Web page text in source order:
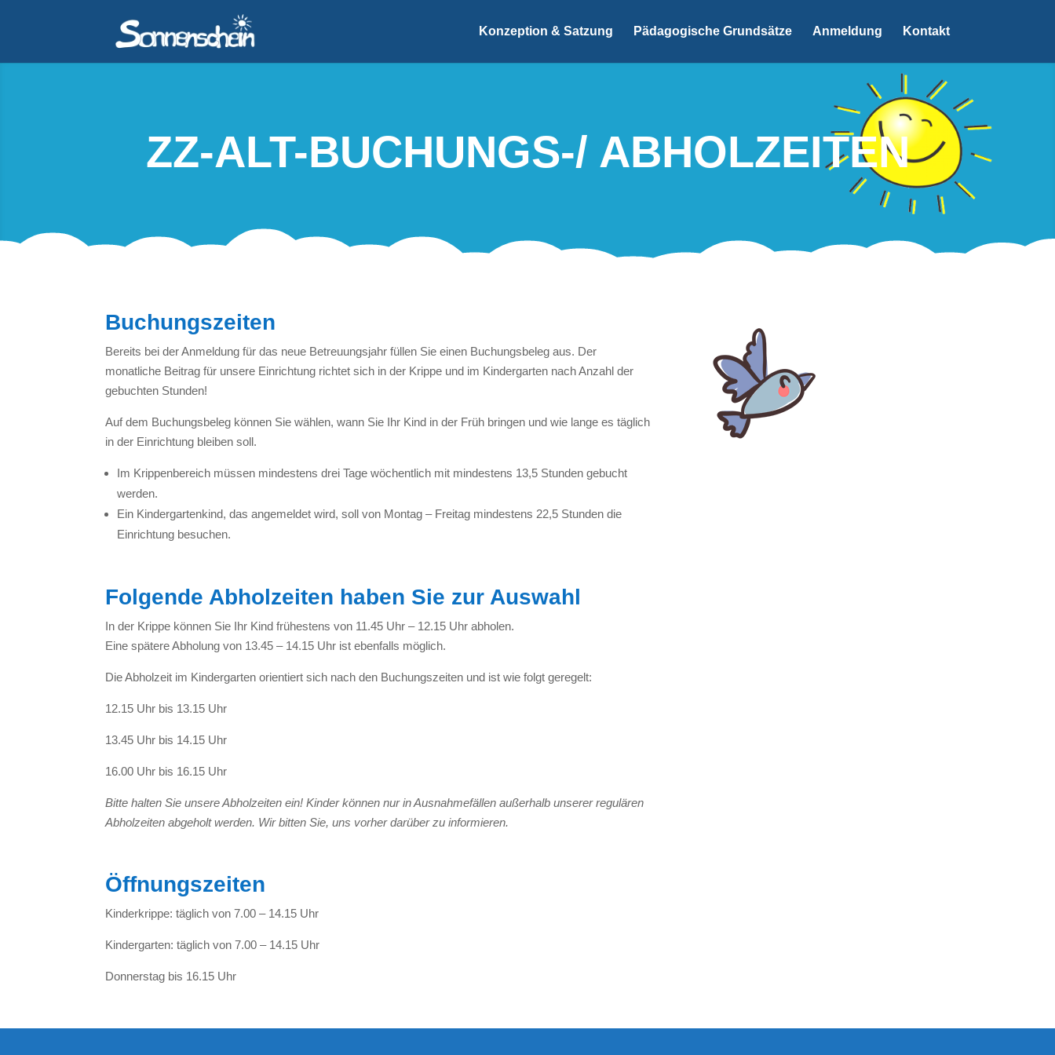
Konzeption & Satzung Pädagogische Grundsätze Anmeldung Kontakt
ZZ-ALT-BUCHUNGS-/ ABHOLZEITEN
Buchungszeiten
Bereits bei der Anmeldung für das neue Betreuungsjahr füllen Sie einen Buchungsbeleg aus. Der
monatliche Beitrag für unsere Einrichtung richtet sich in der Krippe und im Kindergarten nach Anzahl der
gebuchten Stunden!
Auf dem Buchungsbeleg können Sie wählen, wann Sie Ihr Kind in der Früh bringen und wie lange es täglich
in der Einrichtung bleiben soll.
Im Krippenbereich müssen mindestens drei Tage wöchentlich mit mindestens 13,5 Stunden gebucht
werden.
Ein Kindergartenkind, das angemeldet wird, soll von Montag – Freitag mindestens 22,5 Stunden die
Einrichtung besuchen.
Folgende Abholzeiten haben Sie zur Auswahl
In der Krippe können Sie Ihr Kind frühestens von 11.45 Uhr – 12.15 Uhr abholen.
Eine spätere Abholung von 13.45 – 14.15 Uhr ist ebenfalls möglich.
Die Abholzeit im Kindergarten orientiert sich nach den Buchungszeiten und ist wie folgt geregelt:
12.15 Uhr bis 13.15 Uhr
13.45 Uhr bis 14.15 Uhr
16.00 Uhr bis 16.15 Uhr
Bitte halten Sie unsere Abholzeiten ein! Kinder können nur in Ausnahmefällen außerhalb unserer regulären
Abholzeiten abgeholt werden. Wir bitten Sie, uns vorher darüber zu informieren.
Öffnungszeiten
Kinderkrippe: täglich von 7.00 – 14.15 Uhr
Kindergarten: täglich von 7.00 – 14.15 Uhr
Donnerstag bis 16.15 Uhr